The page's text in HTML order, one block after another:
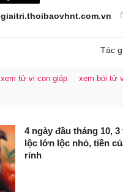
giaitri.thoibaovhnt.com.vn
Tác
xem tử vi con giáp
xem bói tử
4 ngày đầu tháng 10,
lộc lớn lộc nhỏ, tiền
rỉnh